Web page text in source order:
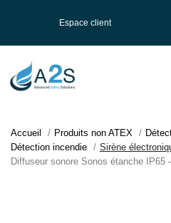
Espace client
Accueil Produits non ATEX
Détection incendie
Sirène
Diffuseur sonore Sonos étanche IP65